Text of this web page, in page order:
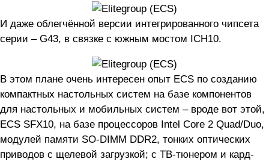
И даже облегчённой версии интегрированного чипсета
серии – G43, в связке с южным мостом ICH10.
В этом плане очень интересен опыт ECS по созданию
компактных настольных систем на базе компонентов
для настольных и мобильных систем – вроде вот этой,
ECS SFX10, на базе процессоров Intel Core 2 Quad/Duo,
модулей памяти SO-DIMM DDR2, тонких оптических
приводов с щелевой загрузкой; с ТВ-тюнером и кард-